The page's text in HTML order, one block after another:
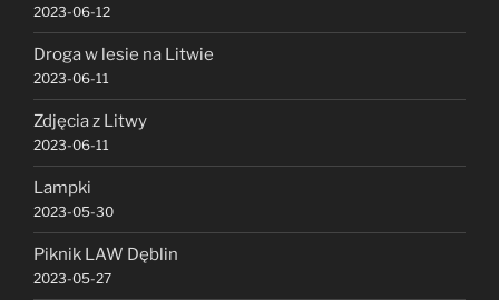
2023-06-12
Droga w lesie na Litwie
2023-06-11
Zdjęcia z Litwy
2023-06-11
Lampki
2023-05-30
Piknik LAW Dęblin
2023-05-27